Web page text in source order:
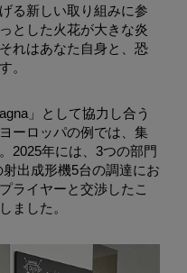
る新しい取り組みに参
とした火花が大きな炎
れはあなた自身と、恐
。
」として協力し合う
ーロッパの例では、集
2025年には、3つの部門
出成形機5台の調達にお
ライヤーと交渉したこ
ました。